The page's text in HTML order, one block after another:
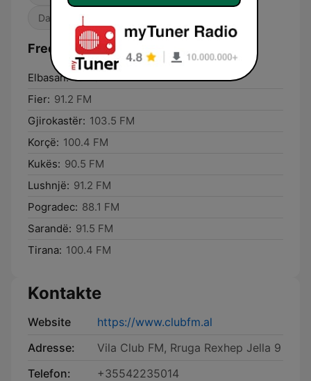
Dance / EDM
Frequenzen Club FM:
Elbasan: 104.3 FM
Fier: 91.2 FM
Gjirokastër: 103.5 FM
Korçë: 100.4 FM
Kukës: 90.5 FM
Lushnjë: 91.2 FM
Pogradec: 88.1 FM
Sarandë: 91.5 FM
Tirana: 100.4 FM
Kontakte
Website
https://www.clubfm.al
Adresse:
Vila Club FM, Rruga Rexhep Jella 9
Telefon:
+35542235014